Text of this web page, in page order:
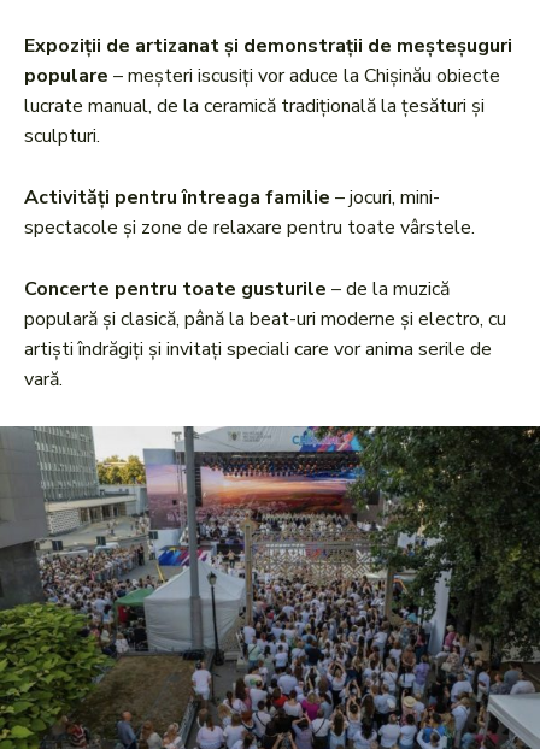
Expoziții de artizanat și demonstrații de meșteșuguri
populare – meșteri iscusiți vor aduce la Chișinău obiecte
lucrate manual, de la ceramică tradițională la țesături și
sculpturi.
Activități pentru întreaga familie – jocuri, mini-
spectacole și zone de relaxare pentru toate vârstele.
Concerte pentru toate gusturile – de la muzică
populară și clasică, până la beat-uri moderne și electro, cu
artiști îndrăgiți și invitați speciali care vor anima serile de
vară.